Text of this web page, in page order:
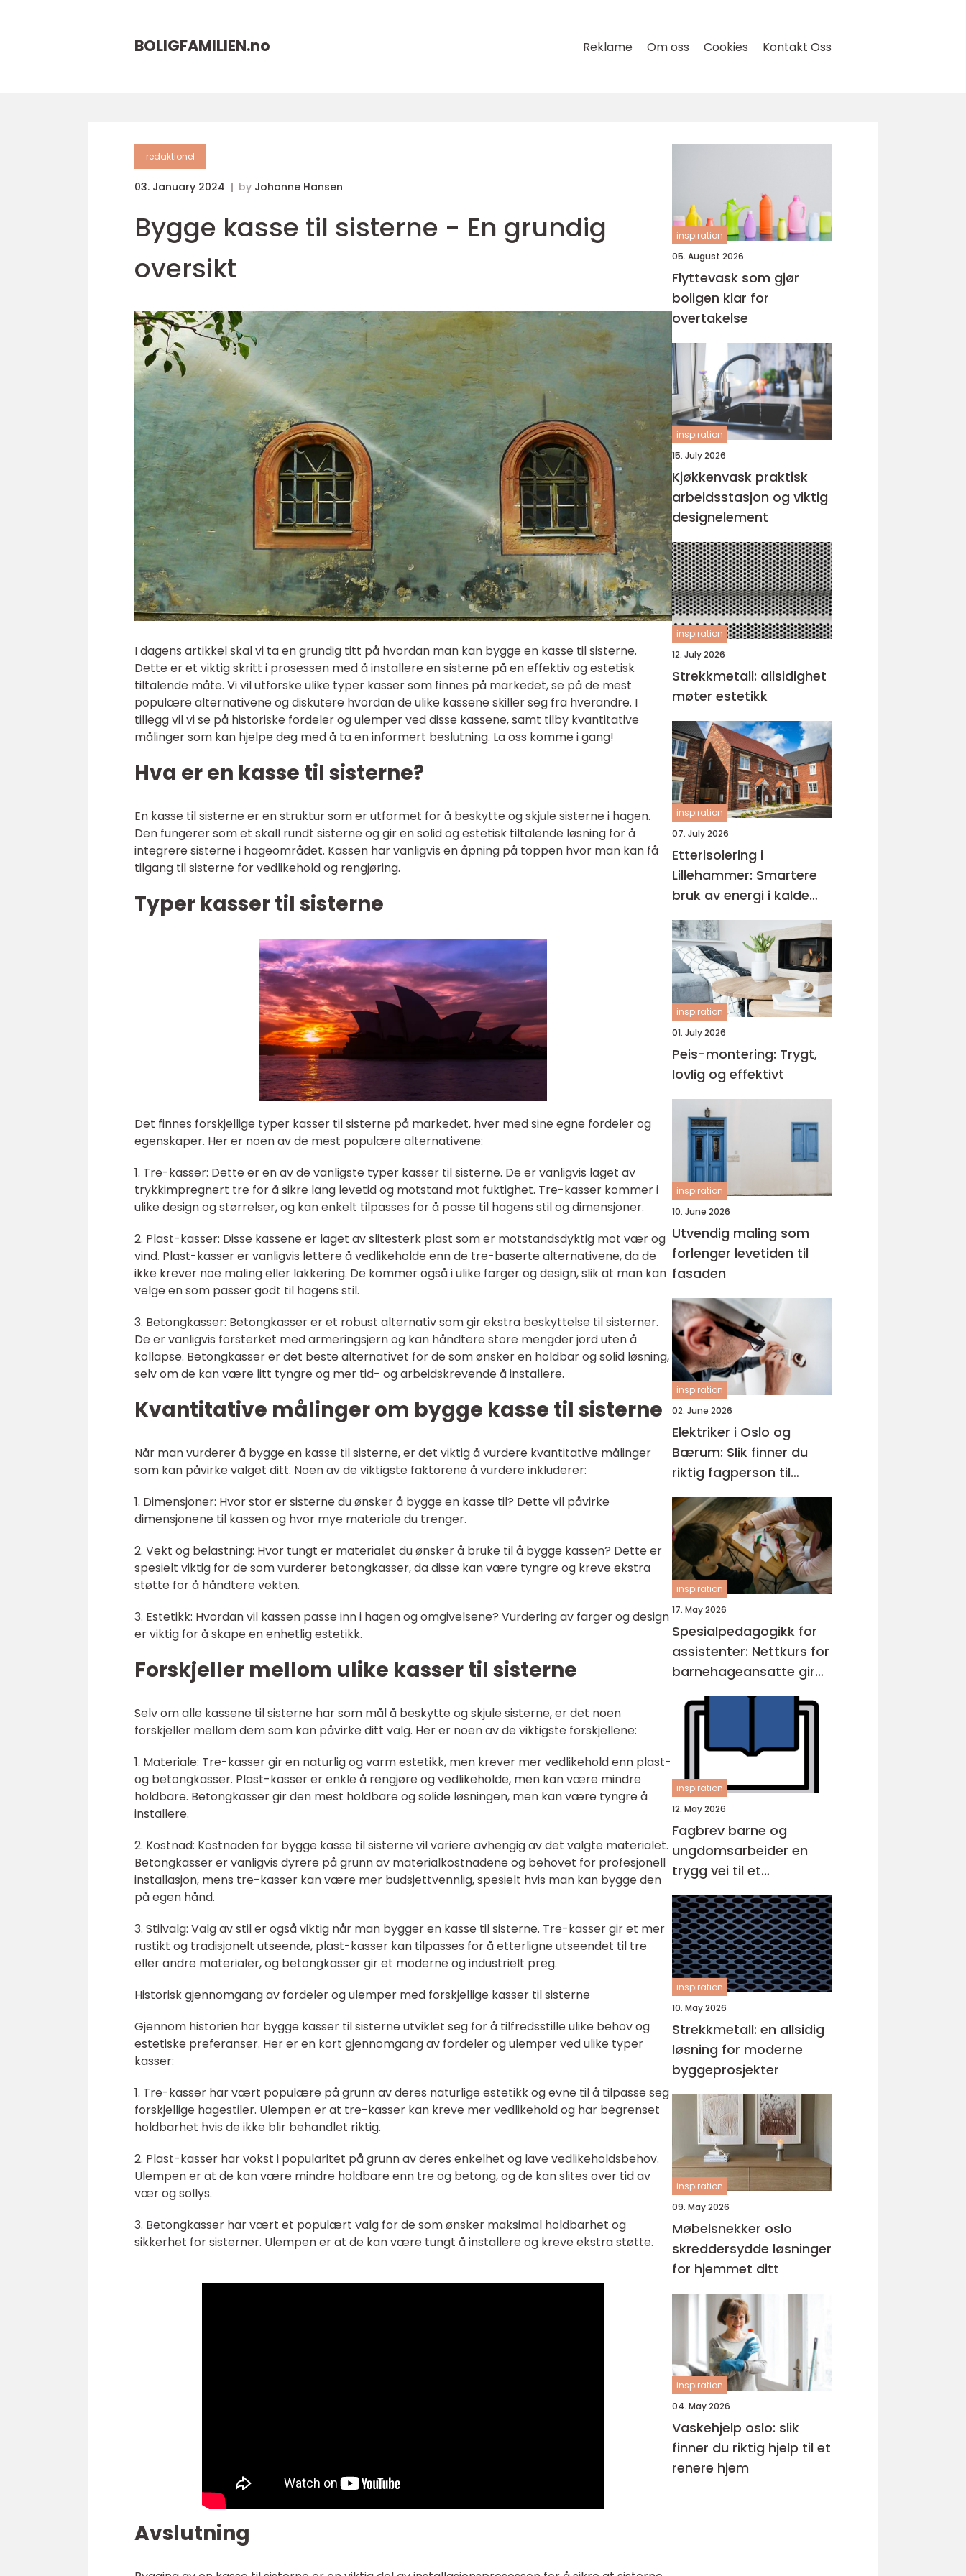
BOLIGFAMILIEN.no Reklame Om oss Cookies Kontakt Oss
redaktionel
03. January 2024 by Johanne Hansen
Bygge kasse til sisterne - En grundig
oversikt
I dagens artikkel skal vi ta en grundig titt på hvordan man kan bygge en kasse til sisterne.
Dette er et viktig skritt i prosessen med å installere en sisterne på en effektiv og estetisk
tiltalende måte. Vi vil utforske ulike typer kasser som finnes på markedet, se på de mest
populære alternativene og diskutere hvordan de ulike kassene skiller seg fra hverandre. I
tillegg vil vi se på historiske fordeler og ulemper ved disse kassene, samt tilby kvantitative
målinger som kan hjelpe deg med å ta en informert beslutning. La oss komme i gang!
Hva er en kasse til sisterne?
En kasse til sisterne er en struktur som er utformet for å beskytte og skjule sisterne i hagen.
Den fungerer som et skall rundt sisterne og gir en solid og estetisk tiltalende løsning for å
integrere sisterne i hageområdet. Kassen har vanligvis en åpning på toppen hvor man kan få
tilgang til sisterne for vedlikehold og rengjøring.
Typer kasser til sisterne
Det finnes forskjellige typer kasser til sisterne på markedet, hver med sine egne fordeler og
egenskaper. Her er noen av de mest populære alternativene:
1. Tre-kasser: Dette er en av de vanligste typer kasser til sisterne. De er vanligvis laget av
trykkimpregnert tre for å sikre lang levetid og motstand mot fuktighet. Tre-kasser kommer i
ulike design og størrelser, og kan enkelt tilpasses for å passe til hagens stil og dimensjoner.
2. Plast-kasser: Disse kassene er laget av slitesterk plast som er motstandsdyktig mot vær og
vind. Plast-kasser er vanligvis lettere å vedlikeholde enn de tre-baserte alternativene, da de
ikke krever noe maling eller lakkering. De kommer også i ulike farger og design, slik at man kan
velge en som passer godt til hagens stil.
3. Betongkasser: Betongkasser er et robust alternativ som gir ekstra beskyttelse til sisterner.
De er vanligvis forsterket med armeringsjern og kan håndtere store mengder jord uten å
kollapse. Betongkasser er det beste alternativet for de som ønsker en holdbar og solid løsning,
selv om de kan være litt tyngre og mer tid- og arbeidskrevende å installere.
Kvantitative målinger om bygge kasse til sisterne
Når man vurderer å bygge en kasse til sisterne, er det viktig å vurdere kvantitative målinger
som kan påvirke valget ditt. Noen av de viktigste faktorene å vurdere inkluderer:
1. Dimensjoner: Hvor stor er sisterne du ønsker å bygge en kasse til? Dette vil påvirke
dimensjonene til kassen og hvor mye materiale du trenger.
2. Vekt og belastning: Hvor tungt er materialet du ønsker å bruke til å bygge kassen? Dette er
spesielt viktig for de som vurderer betongkasser, da disse kan være tyngre og kreve ekstra
støtte for å håndtere vekten.
3. Estetikk: Hvordan vil kassen passe inn i hagen og omgivelsene? Vurdering av farger og design
er viktig for å skape en enhetlig estetikk.
Forskjeller mellom ulike kasser til sisterne
Selv om alle kassene til sisterne har som mål å beskytte og skjule sisterne, er det noen
forskjeller mellom dem som kan påvirke ditt valg. Her er noen av de viktigste forskjellene:
1. Materiale: Tre-kasser gir en naturlig og varm estetikk, men krever mer vedlikehold enn plast-
og betongkasser. Plast-kasser er enkle å rengjøre og vedlikeholde, men kan være mindre
holdbare. Betongkasser gir den mest holdbare og solide løsningen, men kan være tyngre å
installere.
2. Kostnad: Kostnaden for bygge kasse til sisterne vil variere avhengig av det valgte materialet.
Betongkasser er vanligvis dyrere på grunn av materialkostnadene og behovet for profesjonell
installasjon, mens tre-kasser kan være mer budsjettvennlig, spesielt hvis man kan bygge den
på egen hånd.
3. Stilvalg: Valg av stil er også viktig når man bygger en kasse til sisterne. Tre-kasser gir et mer
rustikt og tradisjonelt utseende, plast-kasser kan tilpasses for å etterligne utseendet til tre
eller andre materialer, og betongkasser gir et moderne og industrielt preg.
Historisk gjennomgang av fordeler og ulemper med forskjellige kasser til sisterne
Gjennom historien har bygge kasser til sisterne utviklet seg for å tilfredsstille ulike behov og
estetiske preferanser. Her er en kort gjennomgang av fordeler og ulemper ved ulike typer
kasser:
1. Tre-kasser har vært populære på grunn av deres naturlige estetikk og evne til å tilpasse seg
forskjellige hagestiler. Ulempen er at tre-kasser kan kreve mer vedlikehold og har begrenset
holdbarhet hvis de ikke blir behandlet riktig.
2. Plast-kasser har vokst i popularitet på grunn av deres enkelhet og lave vedlikeholdsbehov.
Ulempen er at de kan være mindre holdbare enn tre og betong, og de kan slites over tid av
vær og sollys.
3. Betongkasser har vært et populært valg for de som ønsker maksimal holdbarhet og
sikkerhet for sisterner. Ulempen er at de kan være tungt å installere og kreve ekstra støtte.
Avslutning
inspiration
05. August 2026
Flyttevask som gjør
boligen klar for
overtakelse
inspiration
15. July 2026
Kjøkkenvask praktisk
arbeidsstasjon og viktig
designelement
inspiration
12. July 2026
Strekkmetall: allsidighet
møter estetikk
inspiration
07. July 2026
Etterisolering i
Lillehammer: Smartere
bruk av energi i kalde
vintre
inspiration
01. July 2026
Peis-montering: Trygt,
lovlig og effektivt
inspiration
10. June 2026
Utvendig maling som
forlenger levetiden til
fasaden
inspiration
02. June 2026
Elektriker i Oslo og
Bærum: Slik finner du
riktig fagperson til
jobben
inspiration
17. May 2026
Spesialpedagogikk for
assistenter: Nettkurs for
barnehageansatte gir
fleksibel opplæring
inspiration
12. May 2026
Fagbrev barne og
ungdomsarbeider en
trygg vei til et
meningsfullt yrke
inspiration
10. May 2026
Strekkmetall: en allsidig
løsning for moderne
byggeprosjekter
inspiration
09. May 2026
Møbelsnekker oslo
skreddersydde løsninger
for hjemmet ditt
inspiration
04. May 2026
Vaskehjelp oslo: slik
finner du riktig hjelp til et
renere hjem